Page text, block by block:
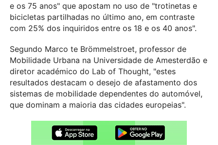
e os 75 anos" que apostam no uso de "trotinetas e
bicicletas partilhadas no último ano, em contraste
com 25% dos inquiridos entre os 18 e os 40 anos".
Segundo Marco te Brömmelstroet, professor de
Mobilidade Urbana na Universidade de Amesterdão e
diretor académico do Lab of Thought, "estes
resultados destacam o desejo de afastamento dos
sistemas de mobilidade dependentes do automóvel,
que dominam a maioria das cidades europeias".